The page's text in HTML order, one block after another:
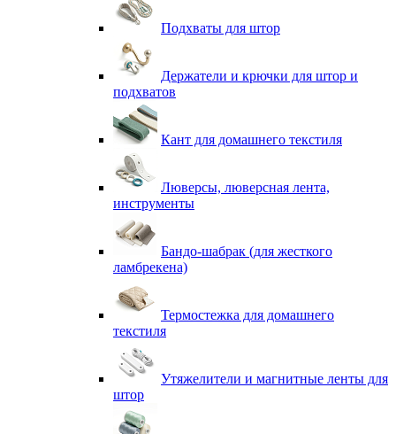
Подхваты для штор
Держатели и крючки для штор и
подхватов
Кант для домашнего текстиля
Люверсы, люверсная лента,
инструменты
Бандо-шабрак (для жесткого
ламбрекена)
Термостежка для домашнего
текстиля
Утяжелители и магнитные ленты для
штор